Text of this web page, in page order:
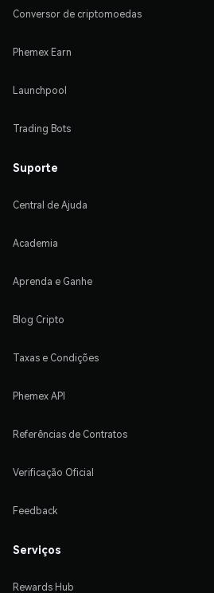
Conversor de criptomoedas
Phemex Earn
Launchpool
Trading Bots
Suporte
Central de Ajuda
Academia
Aprenda e Ganhe
Blog Cripto
Taxas e Condições
Phemex API
Referências de Contratos
Verificação Oficial
Feedback
Serviços
Rewards Hub